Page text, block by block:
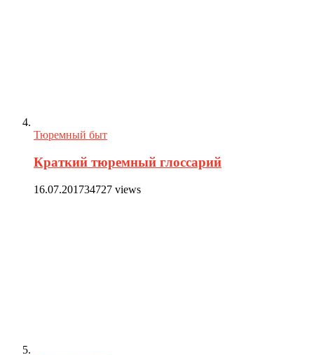
Тюремный быт
Краткий тюремный глоссарий
16.07.201734727 views